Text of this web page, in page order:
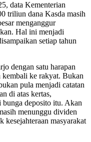
data Kementerian
triliun dana Kasda masih
menganggur
Hal ini menjadi
setiap tahun
dengan satu harapan
kembali ke rakyat. Bukan
pula menjadi catatan
di atas kertas,
deposito itu. Akan
menunggu dividen
kesejahteraan masyarakat